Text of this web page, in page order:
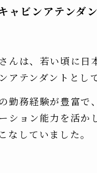
ャビンアテンダ
んは、若い頃に日
アテンダントとし
勤務経験が豊富で
ション能力を活か
なしていました。